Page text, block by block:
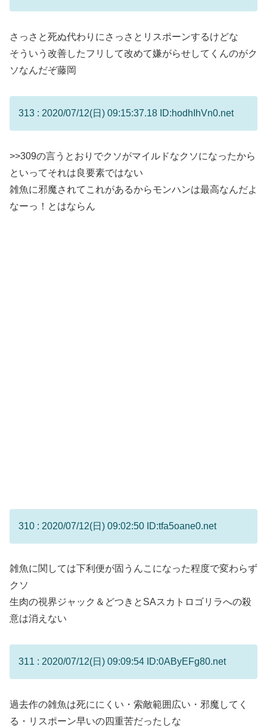
さっさと死ぬ代わりにさっさとリスポーンするけどな
そういう改善したフリして改めて嫌がらせしてくんのがク
ソなんだぞ藤岡
313 : 2020/07/12(日) 09:15:37.18 ID:hodhIhVn0.net
>>309の言うとおりでクソがマイルドなクソになったから
といってそれは良要素ではない
雑魚に邪魔されてこれがあるからモンハンは最高なんだよ
なーっ！とはならん
310 : 2020/07/12(日) 09:02:50 ID:tfa5oane0.net
雑魚に関しては下利便が固うんこになった程度で変わらず
クソ
生肉の視界ジャック＆どつきとSAスカトロゴリラへの殺
意は消えない
311 : 2020/07/12(日) 09:09:54 ID:0AByEFg80.net
過去作の雑魚は死ににくい・索敵範囲広い・邪魔してく
る・リスポーン早いの四重苦だったしな